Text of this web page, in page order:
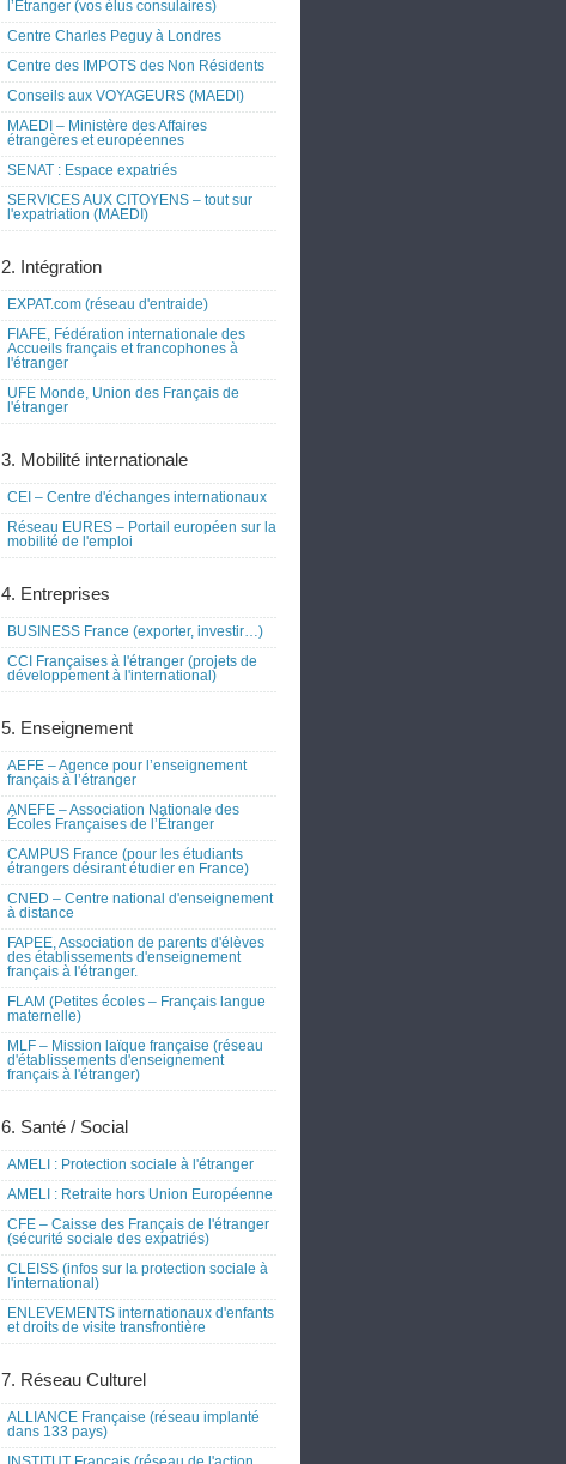
l’Etranger (vos élus consulaires)
Centre Charles Peguy à Londres
Centre des IMPOTS des Non Résidents
Conseils aux VOYAGEURS (MAEDI)
MAEDI – Ministère des Affaires
étrangères et européennes
SENAT : Espace expatriés
SERVICES AUX CITOYENS – tout sur
l'expatriation (MAEDI)
2. Intégration
EXPAT.com (réseau d'entraide)
FIAFE, Fédération internationale des
Accueils français et francophones à
l'étranger
UFE Monde, Union des Français de
l'étranger
3. Mobilité internationale
CEI – Centre d'échanges internationaux
Réseau EURES – Portail européen sur la
mobilité de l'emploi
4. Entreprises
BUSINESS France (exporter, investir…)
CCI Françaises à l'étranger (projets de
développement à l'international)
5. Enseignement
AEFE – Agence pour l’enseignement
français à l’étranger
ANEFE – Association Nationale des
Écoles Françaises de l’Étranger
CAMPUS France (pour les étudiants
étrangers désirant étudier en France)
CNED – Centre national d'enseignement
à distance
FAPEE, Association de parents d'élèves
des établissements d'enseignement
français à l'étranger.
FLAM (Petites écoles – Français langue
maternelle)
MLF – Mission laïque française (réseau
d'établissements d'enseignement
français à l'étranger)
6. Santé / Social
AMELI : Protection sociale à l'étranger
AMELI : Retraite hors Union Européenne
CFE – Caisse des Français de l'étranger
(sécurité sociale des expatriés)
CLEISS (infos sur la protection sociale à
l'international)
ENLEVEMENTS internationaux d'enfants
et droits de visite transfrontière
7. Réseau Culturel
ALLIANCE Française (réseau implanté
dans 133 pays)